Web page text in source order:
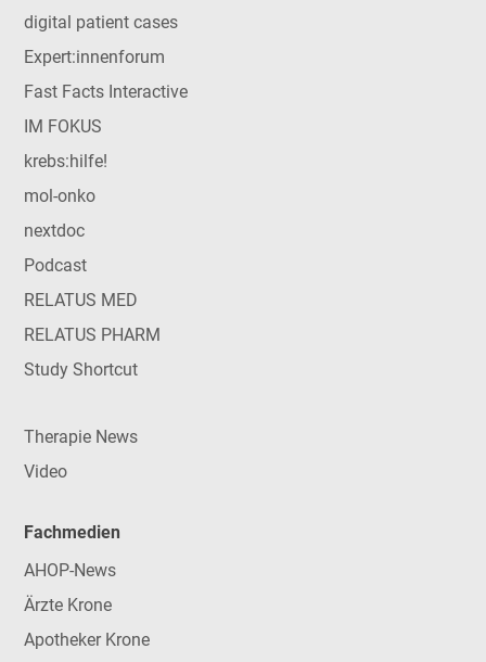
digital patient cases
Expert:innenforum
Fast Facts Interactive
IM FOKUS
krebs:hilfe!
mol-onko
nextdoc
Podcast
RELATUS MED
RELATUS PHARM
Study Shortcut
Therapie News
Video
Fachmedien
AHOP-News
Ärzte Krone
Apotheker Krone